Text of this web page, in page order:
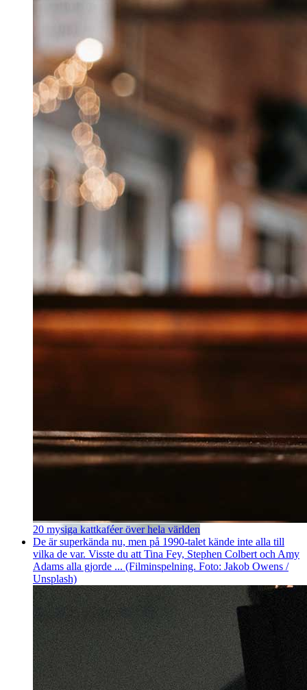
20 mysiga kattkaféer över hela världen
De är superkända nu, men på 1990-talet kände inte alla till
vilka de var. Visste du att Tina Fey, Stephen Colbert och Amy
Adams alla gjorde ... (Filminspelning. Foto: Jakob Owens /
Unsplash)